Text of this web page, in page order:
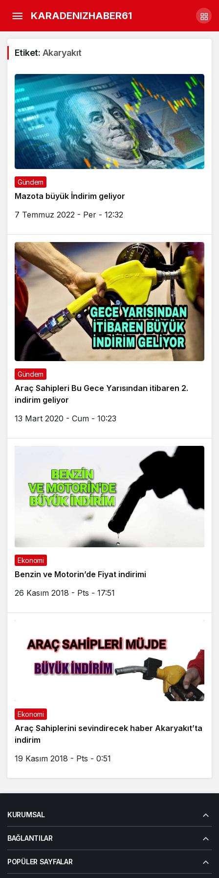
KARADENIZHABER61
Etiket: Akaryakıt
Gündem
Mazota büyük İndirim geliyor
7 Temmuz 2022 - Per - 12:32
Gündem
Araç Sahipleri Bu Gece Yarısından itibaren 2.
indirim geliyor
13 Mart 2020 - Cum - 10:23
Ekonomi
Benzin ve Motorin’de Fiyat indirimi
26 Kasım 2018 - Pts - 17:51
Ekonomi
Araç Sahiplerini sevindirecek haber Akaryakıt’ta
indirim
19 Kasım 2018 - Pts - 0:51
KURUMSAL
BAĞLANTILAR
POPÜLER SAYFALAR